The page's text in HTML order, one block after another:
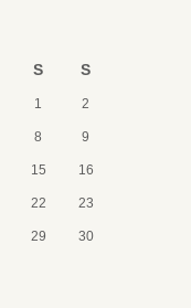
S S
1 2
8 9
15 16
22 23
29 30